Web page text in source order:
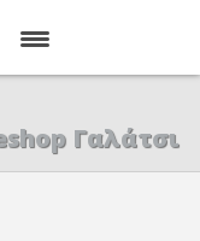
Γαλάτσι